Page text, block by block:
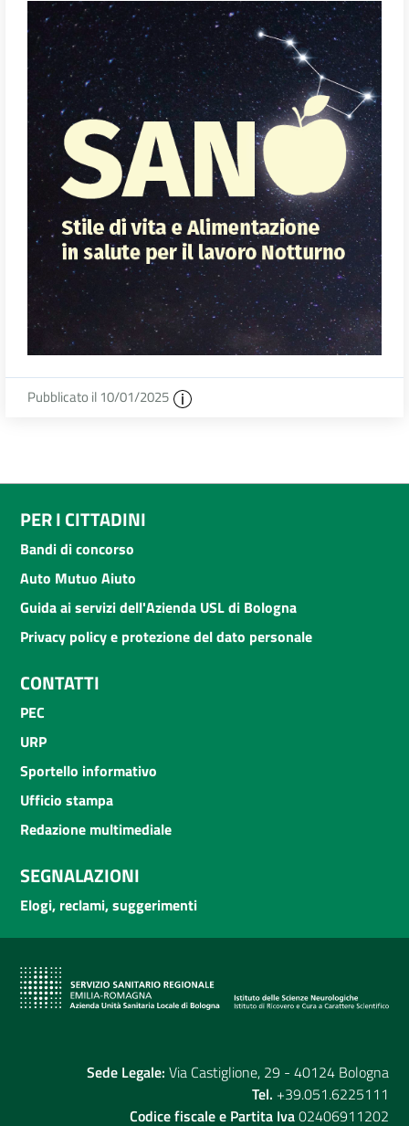
Pubblicato il 10/01/2025
PER I CITTADINI
Bandi di concorso
Auto Mutuo Aiuto
Guida ai servizi dell'Azienda USL di Bologna
Privacy policy e protezione del dato personale
CONTATTI
PEC
URP
Sportello informativo
Ufficio stampa
Redazione multimediale
SEGNALAZIONI
Elogi, reclami, suggerimenti
Sede Legale: Via Castiglione, 29 - 40124 Bologna
Tel. +39.051.6225111
Codice fiscale e Partita Iva02406911202